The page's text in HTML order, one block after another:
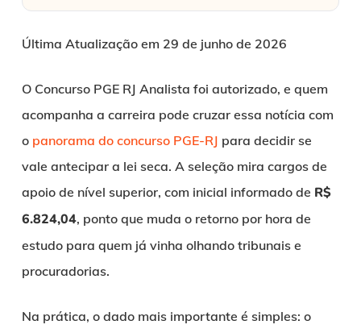
Última Atualização em 29 de junho de 2026
O Concurso PGE RJ Analista foi autorizado, e quem
acompanha a carreira pode cruzar essa notícia com
o panorama do concurso PGE-RJ para decidir se
vale antecipar a lei seca. A seleção mira cargos de
apoio de nível superior, com inicial informado de R$
6.824,04, ponto que muda o retorno por hora de
estudo para quem já vinha olhando tribunais e
procuradorias.
Na prática, o dado mais importante é simples: o